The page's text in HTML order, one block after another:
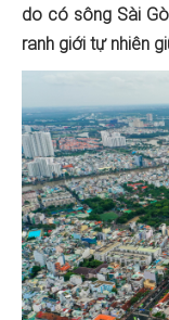
do có sông Sài
ranh giới tự nhiên